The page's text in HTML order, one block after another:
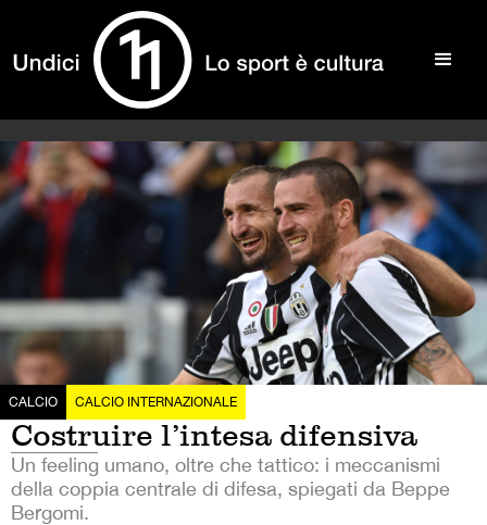
CALCIO CALCIO INTERNAZIONALE
Costruire l’intesa difensiva
Un feeling umano, oltre che tattico: i meccanismi
della coppia centrale di difesa, spiegati da Beppe
Bergomi.